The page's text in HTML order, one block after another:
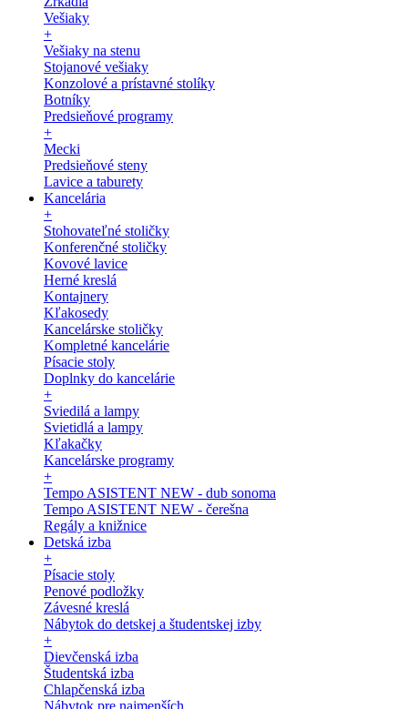
Vešiaky
+
Vešiaky na stenu
Stojanové vešiaky
Konzolové a prístavné stolíky
Botníky
Predsieňové programy
+
Mecki
Predsieňové steny
Lavice a taburety
Kancelária
+
Stohovateľné stoličky
Konferenčné stoličky
Kovové lavice
Herné kreslá
Kontajnery
Kľakosedy
Kancelárske stoličky
Kompletné kancelárie
Písacie stoly
Doplnky do kancelárie
+
Sviedilá a lampy
Svietidlá a lampy
Kľakačky
Kancelárske programy
+
Tempo ASISTENT NEW - dub sonoma
Tempo ASISTENT NEW - čerešna
Regály a knižnice
Detská izba
+
Písacie stoly
Penové podložky
Závesné kreslá
Nábytok do detskej a študentskej izby
+
Dievčenská izba
Študentská izba
Chlapčenská izba
Nábytok pre najmenších